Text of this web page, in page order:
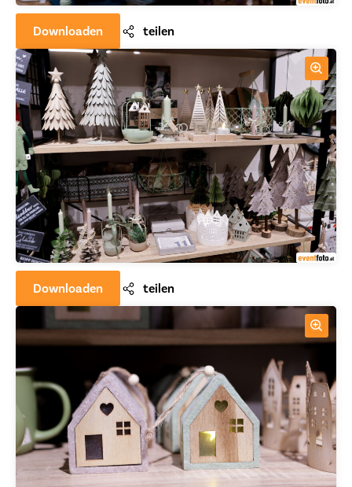
Downloaden teilen
Downloaden teilen